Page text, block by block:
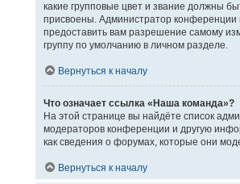
какие групповые цвет и звание должны
присвоены. Администратор конференции
предоставить вам разрешение самому
группу по умолчанию в личном разделе.
Вернуться к началу
Что означает ссылка «Наша команда»?
На этой странице вы найдёте список
модераторов конференции и другую
как сведения о форумах, которые они
Вернуться к началу